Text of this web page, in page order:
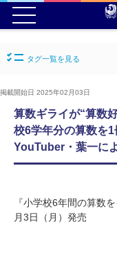
タグ一覧を見る
掲載開始日 2025年02月03日
算数ギライが“算数
校6学年分の算数を
YouTuber・葉一に
『小学校6年間の算数
月3日（月）発売